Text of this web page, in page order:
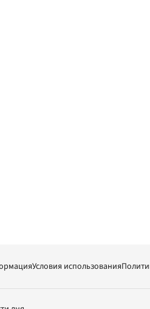
Условия использования